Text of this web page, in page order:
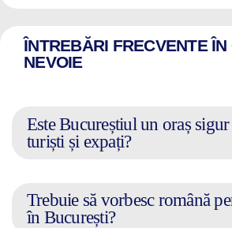
ÎNTREBĂRI FRECVENTE
NEVOIE
Este Bucureștiul un oraș
turiști și expați?
Trebuie să vorbesc română
în București?